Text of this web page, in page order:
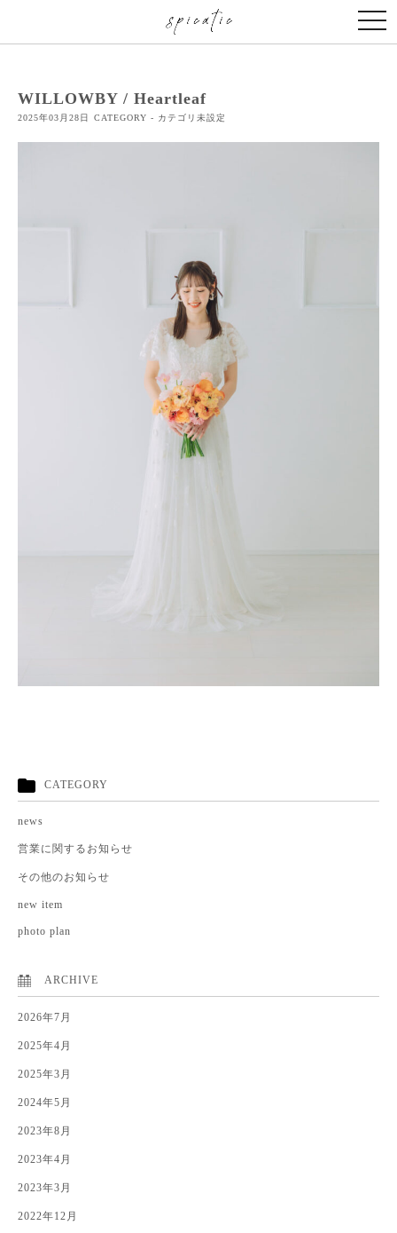
WILLOWBY / Heartleaf
2025年03月28日 CATEGORY - カテゴリ未設定
CATEGORY
news
営業に関するお知らせ
その他のお知らせ
new item
photo plan
ARCHIVE
2026年7月
2025年4月
2025年3月
2024年5月
2023年8月
2023年4月
2023年3月
2022年12月